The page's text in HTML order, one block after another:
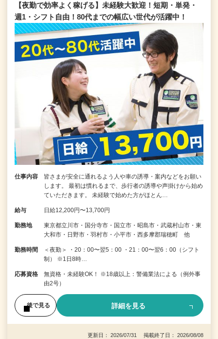
【夜勤で効率よく稼げる】未経験大歓迎！短期・単発・
週1・シフト自由！80代までの幅広い世代が活躍中！
仕事内容
皆さまが安全に通れるよう人や車の誘導・案内などをお願い
します。 最初は慣れるまで、歩行者の誘導や声掛けから始め
ていただきます。 未経験で始めた方がほとん…
給与 日給12,200円〜13,700円
勤務地
東京都立川市・国分寺市・国立市・昭島市・武蔵村山市・東
大和市・日野市・羽村市・小平市・西多摩郡瑞穂町 他
勤務時間
＜夜勤＞ ・20：00〜翌5：00 ・21：00〜翌6：00（シフト
制） ※1日8時…
応募資格
無資格・未経験OK！ ※18歳以上：警備業法による（例外事
由2号）
後で見る 詳細を見る
更新日： 2026/07/31 掲載終了日： 2026/08/08